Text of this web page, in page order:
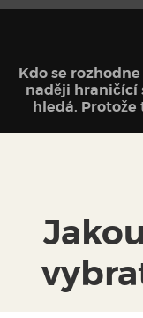
Kdo se
naději hraničící
hledá. Protože